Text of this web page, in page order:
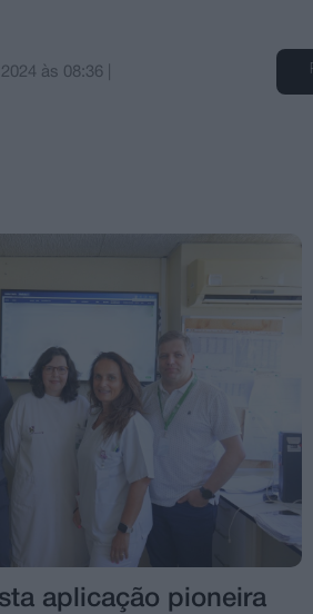
às 08:36|
aplicação pioneira